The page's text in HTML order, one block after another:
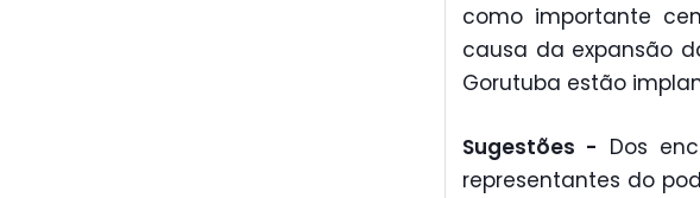
como importante
causa da expansão
Gorutuba estão
Sugestões - Dos
representantes do